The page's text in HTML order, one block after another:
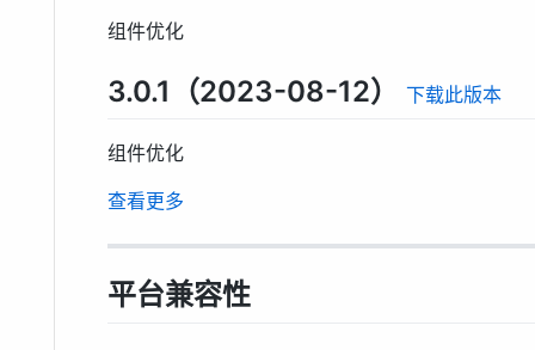
组件优化
3.0.1（2023-08-12） 下载此版本
组件优化
查看更多
平台兼容性